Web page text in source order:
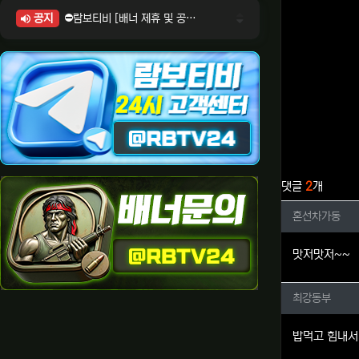
댓글 2개
혼선차
혼선차가동
맛저맛저~~
최강동
최강동부
밥먹고 힘내
공지
⛔람보티비 [배너 제휴 및 공식 입점 문의 안내]
⛔람보티비 [정회원 등급UP! 안내사항]
⛔람보티비 [채팅방 이용시 주의사항]
⛔람보티비 [공식보증업체 안내]